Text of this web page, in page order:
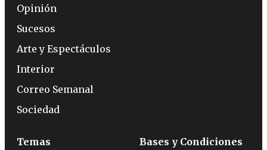
Opinión
Sucesos
Arte y Espectáculos
Interior
Correo Semanal
Sociedad
Temas
Bases y Condiciones